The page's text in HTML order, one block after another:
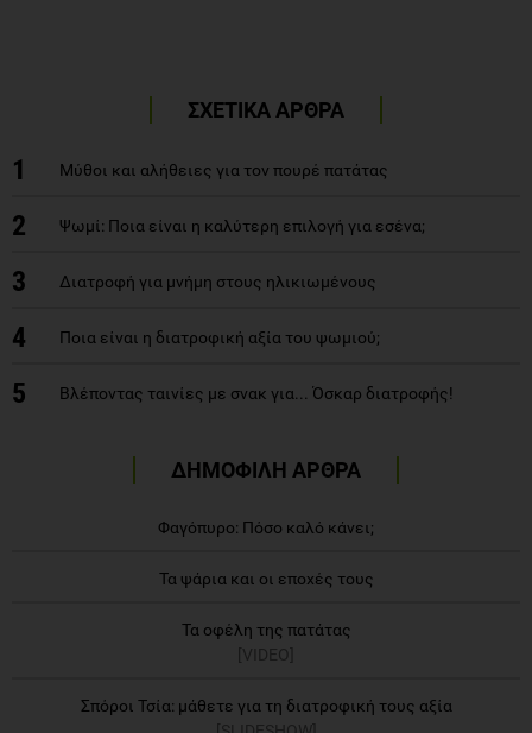
ΣΧΕΤΙΚΑ ΑΡΘΡΑ
1 Μύθοι και αλήθειες για τον πουρέ πατάτας
2 Ψωμί: Ποια είναι η καλύτερη επιλογή για εσένα;
3 Διατροφή για μνήμη στους ηλικιωμένους
4 Ποια είναι η διατροφική αξία του ψωμιού;
5 Βλέποντας ταινίες με σνακ για... Όσκαρ διατροφής!
ΔΗΜΟΦΙΛΗ ΑΡΘΡΑ
Φαγόπυρο: Πόσο καλό κάνει;
Τα ψάρια και οι εποχές τους
Τα οφέλη της πατάτας
[VIDEO]
Σπόροι Τσία: μάθετε για τη διατροφική τους αξία